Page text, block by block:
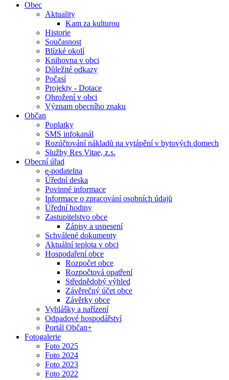
Obec
Aktuality
Kam za kulturou
Historie
Současnost
Blízké okolí
Knihovna v obci
Důležité odkazy
Počasí
Projekty - Dotace
Ohrožení v obci
Význam obecního znaku
Občan
Poplatky
SMS infokanál
Rozúčtování nákladů na vytápění v bytových domech
Služby Res Vitae, z.s.
Obecní úřad
e-podatelna
Úřední deska
Povinné informace
Informace o zpracování osobních údajů
Úřední hodiny
Zastupitelstvo obce
Zápisy a usnesení
Schválené dokumenty
Aktuální teplota v obci
Hospodaření obce
Rozpočet obce
Rozpočtová opatření
Střednědobý výhled
Závěrečný účet obce
Závěrky obce
Vyhlášky a nařízení
Odpadové hospodářství
Portál Občan+
Fotogalerie
Foto 2025
Foto 2024
Foto 2023
Foto 2022